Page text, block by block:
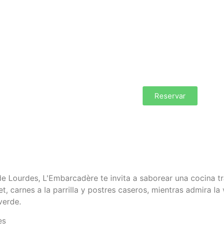
Reservar
Lourdes, L'Embarcadère te invita a saborear una cocina
carnes a la parrilla y postres caseros, mientras admira la